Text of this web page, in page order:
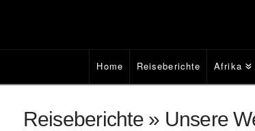
Home Reiseberichte Afrika
Reiseberichte » Unsere